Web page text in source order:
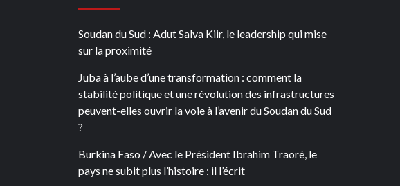
Soudan du Sud : Adut Salva Kiir, le leadership qui mise
sur la proximité
Juba à l’aube d’une transformation : comment la
stabilité politique et une révolution des infrastructures
peuvent-elles ouvrir la voie à l’avenir du Soudan du Sud
?
Burkina Faso / Avec le Président Ibrahim Traoré, le
pays ne subit plus l’histoire : il l’écrit